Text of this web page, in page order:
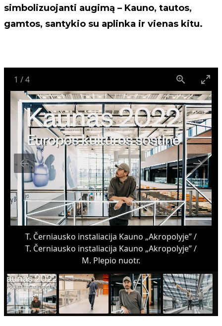
simbolizuojanti augimą – Kauno, tautos,
gamtos, santykio su aplinka ir vienas kitu.
1 /4
T. Černiausko instaliacija Kauno „Akropolyje” /
T. Černiausko instaliacija Kauno „Akropolyje” /
M. Plepio nuotr.